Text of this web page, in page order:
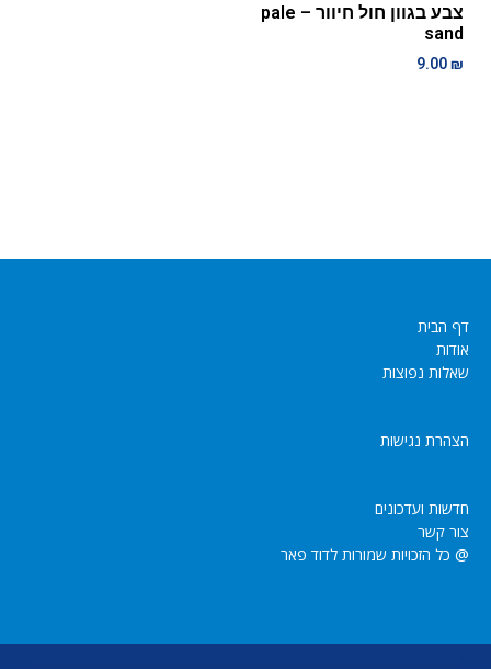
צבע בגוון חול חיוור – pale
sand
9.00₪
דף הבית
אודות
שאלות נפוצות
הצהרת נגישות
חדשות ועדכונים
צור קשר
@ כל הזכויות שמורות לדוד פאר